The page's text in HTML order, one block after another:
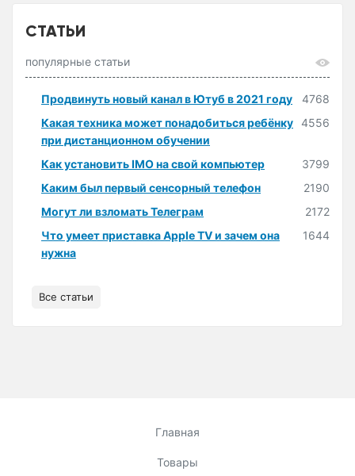
СТАТЬИ
популярные статьи
Продвинуть новый канал в Ютуб в 2021 году
4768
Какая техника может понадобиться ребёнку
при дистанционном обучении
4556
Как установить IMO на свой компьютер
3799
Каким был первый сенсорный телефон
2190
Могут ли взломать Телеграм
2172
Что умеет приставка Apple TV и зачем она
нужна
1644
Все статьи
Главная
Товары